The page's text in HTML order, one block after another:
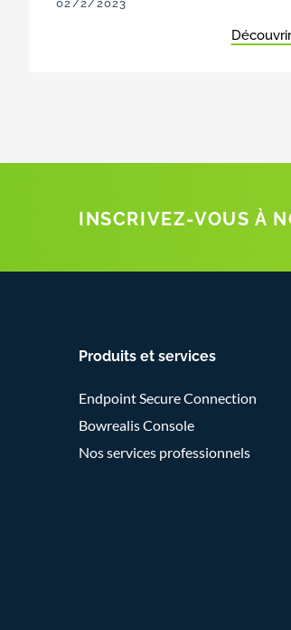
INSCRIVEZ-VOUS À
Produits et services
Endpoint Secure Connection
Bowrealis Console
Nos services professionnels